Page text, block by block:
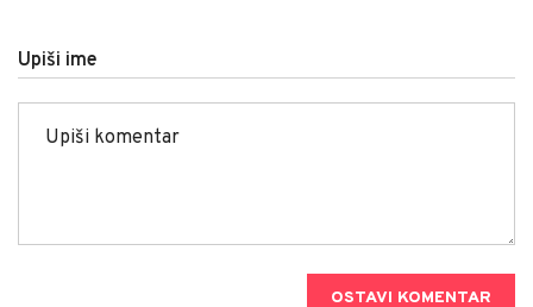
Upiši ime
OSTAVI KOMENTAR